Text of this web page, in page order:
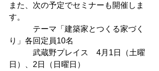
また、次の予定でセミナーも開催しま
す。
テーマ「建築家とつくる家づく
り」各回定員10名
武蔵野プレイス　4月1日（土曜
日）、2日（日曜日）